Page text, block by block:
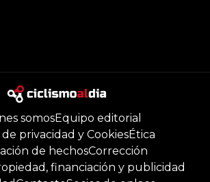
somosEquipo editorial
privacidad y CookiesÉtica
de hechosCorrección
financiación y publicidad